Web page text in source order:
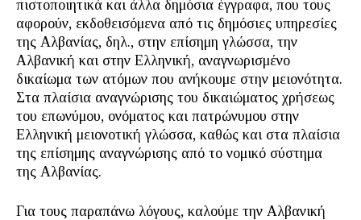
πιστοποιητικά και άλλα δημόσια έγγραφα, που τους
αφορούν, εκδοθεισόμενα από τις δημόσιες υπηρεσίες
της Αλβανίας, δηλ., στην επίσημη γλώσσα, την
Αλβανική και στην Ελληνική, αναγνωρισμένο
δικαίωμα των ατόμων που ανήκουμε στην μειονότητα.
Στα πλαίσια αναγνώρισης του δικαιώματος χρήσεως
του επωνύμου, ονόματος και πατρώνυμου στην
Ελληνική μειονοτική γλώσσα, καθώς και στα πλαίσια
της επίσημης αναγνώρισης από το νομικό σύστημα
της Αλβανίας.
Για τους παραπάνω λόγους, καλούμε την Αλβανική